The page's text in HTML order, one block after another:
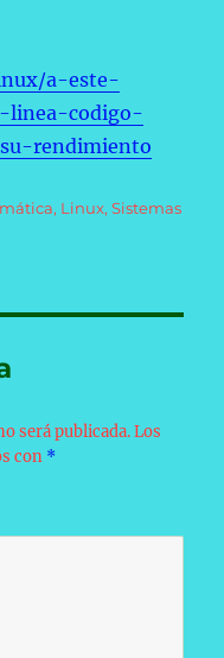
a-este-
linea-codigo-
rendimiento
, Linux,Sistemas
será publicada. Los
con *